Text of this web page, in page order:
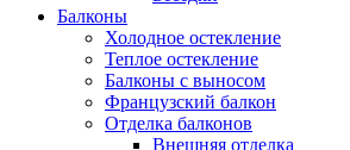
Балконы
Холодное остекление
Теплое остекление
Балконы с выносом
Французский балкон
Отделка балконов
Внешняя отделка